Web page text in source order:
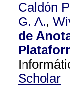
Caldón
G. A.,
de
Scholar